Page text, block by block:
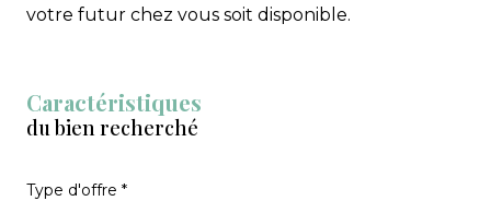
votre futur chez vous soit disponible.
Caractéristiques
du bien recherché
Type d'offre *